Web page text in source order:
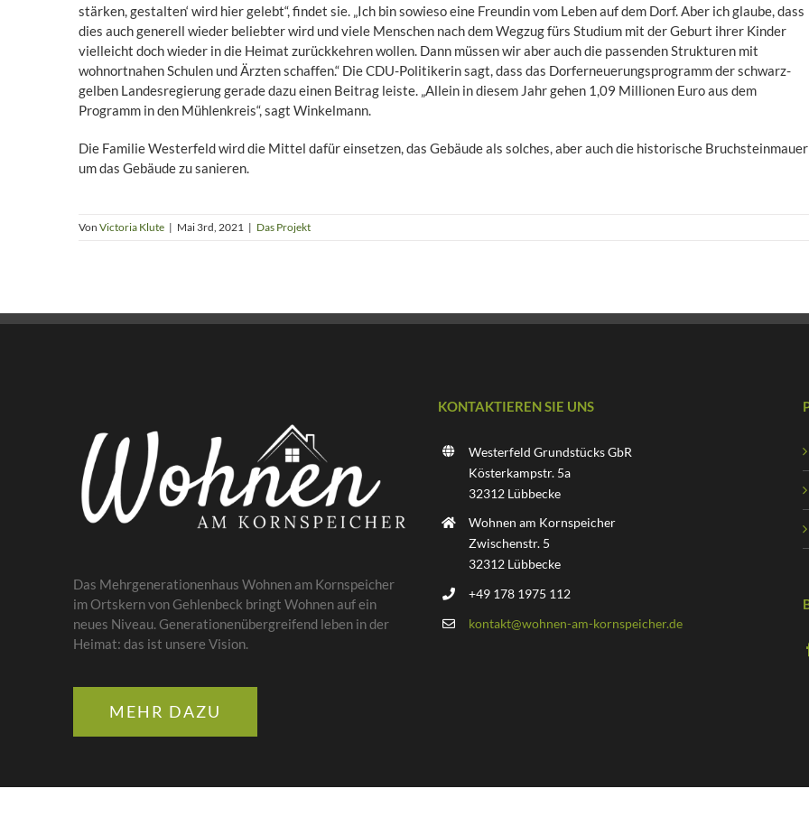
stärken, gestalten‘ wird hier gelebt“, findet sie. „Ich bin sowieso eine Freundin vom Leben auf dem Dorf. Aber ich glaube, dass
dies auch generell wieder beliebter wird und viele Menschen nach dem Wegzug fürs Studium mit der Geburt ihrer Kinder
vielleicht doch wieder in die Heimat zurückkehren wollen. Dann müssen wir aber auch die passenden Strukturen mit
wohnortnahen Schulen und Ärzten schaffen.“ Die CDU-Politikerin sagt, dass das Dorferneuerungsprogramm der schwarz-
gelben Landesregierung gerade dazu einen Beitrag leiste. „Allein in diesem Jahr gehen 1,09 Millionen Euro aus dem
Programm in den Mühlenkreis“, sagt Winkelmann.
Die Familie Westerfeld wird die Mittel dafür einsetzen, das Gebäude als solches, aber auch die historische Bruchsteinmauer
um das Gebäude zu sanieren.
Von Victoria Klute | Mai 3rd, 2021 | Das Projekt
Das Mehrgenerationenhaus Wohnen am Kornspeicher
im Ortskern von Gehlenbeck bringt Wohnen auf ein
neues Niveau. Generationenübergreifend leben in der
Heimat: das ist unsere Vision.
MEHR DAZU
KONTAKTIEREN SIE UNS
Westerfeld Grundstücks GbR
Kösterkampstr. 5a
32312 Lübbecke
Wohnen am Kornspeicher
Zwischenstr. 5
32312 Lübbecke
+49 178 1975 112
kontakt@wohnen-am-kornspeicher.de